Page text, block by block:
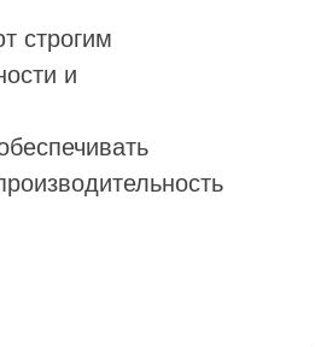
строгим
и